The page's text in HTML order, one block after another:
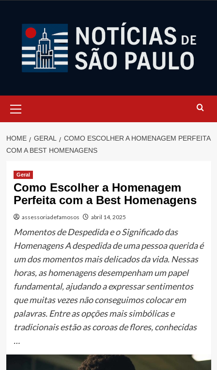
Menu
HOME GERAL
COMO ESCOLHER A HOMENAGEM PERFEITA
COM A BEST HOMENAGENS
Geral
Como Escolher a Homenagem
Perfeita com a Best Homenagens
assessoriadefamosos abril 14, 2025
Momentos de Despedida e o Significado das
Homenagens A despedida de uma pessoa querida é
um dos momentos mais delicados da vida. Nessas
horas, as homenagens desempenham um papel
fundamental, ajudando a expressar sentimentos
que muitas vezes não conseguimos colocar em
palavras. Entre as opções mais simbólicas e
tradicionais estão as coroas de flores, conhecidas
…